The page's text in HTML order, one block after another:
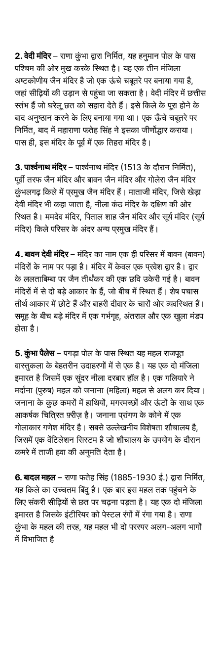
2. वेदी मंदिर– राणा कुंभा द्वारा निर्मित, यह हनुमान पोल के पास
पश्चिम की ओर मुख करके स्थित है। यह एक तीन मंजिला
अष्टकोणीय जैन मंदिर है जो एक ऊंचे चबूतरे पर बनाया गया है,
जहां सीढ़ियों की उड़ान से पहुंचा जा सकता है। वेदी मंदिर में छत्तीस
स्तंभ हैं जो घरेलू छत को सहारा देते हैं। इसे किले के पूरा होने के
बाद अनुष्ठान करने के लिए बनाया गया था। एक ऊँचे चबूतरे पर
निर्मित, बाद में महाराणा फतेह सिंह ने इसका जीर्णोद्धार कराया।
पास ही, इस मंदिर के पूर्व में एक तिहरा मंदिर है।
3. पार्श्वनाथ मंदिर– पार्श्वनाथ मंदिर (1513 के दौरान निर्मित),
पूर्वी तरफ जैन मंदिर और बावन जैन मंदिर और गोलेरा जैन मंदिर
कुंभलगढ़ किले में प्रमुख जैन मंदिर हैं। माताजी मंदिर, जिसे खेड़ा
देवी मंदिर भी कहा जाता है, नीला कंठ मंदिर के दक्षिण की ओर
स्थित है। ममदेव मंदिर, पिताल शाह जैन मंदिर और सूर्य मंदिर (सूर्य
मंदिर) किले परिसर के अंदर अन्य प्रमुख मंदिर हैं।
4. बावन देवी मंदिर– मंदिर का नाम एक ही परिसर में बावन (बावन)
मंदिरों के नाम पर पड़ा है। मंदिर में केवल एक प्रवेश द्वार है। द्वार
के ललताबिम्बा पर जैन तीर्थंकर की एक छवि उकेरी गई है। बावन
मंदिरों में से दो बड़े आकार के हैं, जो बीच में स्थित हैं। शेष पचास
तीर्थ आकार में छोटे हैं और बाहरी दीवार के चारों ओर व्यवस्थित हैं।
समूह के बीच बड़े मंदिर में एक गर्भगृह, अंतराल और एक खुला मंडप
होता है।
5. कुंभा पैलेस– पगड़ा पोल के पास स्थित यह महल राजपूत
वास्तुकला के बेहतरीन उदाहरणों में से एक है। यह एक दो मंजिला
इमारत है जिसमें एक सुंदर नीला दरबार हॉल है। एक गलियारे ने
मर्दाना (पुरुष) महल को जनाना (महिला) महल से अलग कर दिया।
जनाना के कुछ कमरों में हाथियों, मगरमच्छों और ऊंटों के साथ एक
आकर्षक चित्रित फ़्रीज़ है। जनाना प्रांगण के कोने में एक
गोलाकार गणेश मंदिर है। सबसे उल्लेखनीय विशेषता शौचालय है,
जिसमें एक वेंटिलेशन सिस्टम है जो शौचालय के उपयोग के दौरान
कमरे में ताजी हवा की अनुमति देता है।
6. बादल महल– राणा फतेह सिंह (1885-1930 ई.) द्वारा निर्मित,
यह किले का उच्चतम बिंदु है। एक बार इस महल तक पहुंचने के
लिए संकरी सीढ़ियों से छत पर चढ़ना पड़ता है। यह एक दो मंजिला
इमारत है जिसके इंटीरियर को पेस्टल रंगों में रंगा गया है। राणा
कुंभा के महल की तरह, यह महल भी दो परस्पर अलग-अलग भागों
में विभाजित है